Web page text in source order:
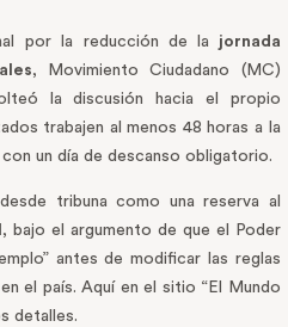
por la reducción de la jornada
, Movimiento Ciudadano (MC)
la discusión hacia el propio
trabajen al menos 48 horas a la
un día de descanso obligatorio.
tribuna como una reserva al
, bajo el argumento de que el Poder
antes de modificar las reglas
el país. Aquí en el sitio “El Mundo
detalles.